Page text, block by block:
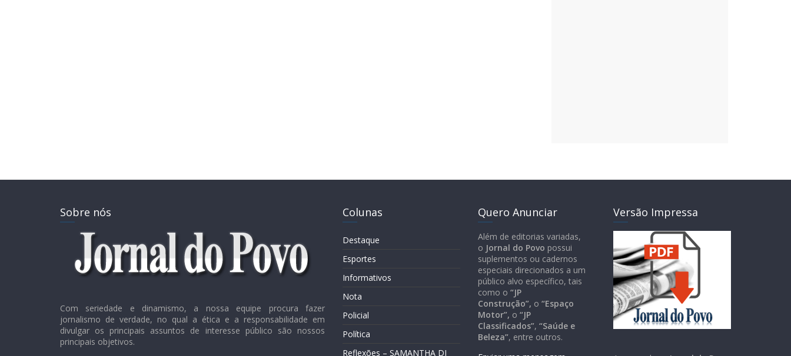
Sobre nós
Com seriedade e dinamismo, a nossa equipe procura fazer
jornalismo de verdade, no qual a ética e a responsabilidade em
divulgar os principais assuntos de interesse público são nossos
principais objetivos.
Colunas
Destaque
Esportes
Informativos
Nota
Policial
Política
Reflexões – SAMANTHA DI
Quero Anunciar
Além de editorias variadas,
o Jornal do Povo possui
suplementos ou cadernos
especiais direcionados a um
público alvo específico, tais
como o “JP
Construção”, o “Espaço
Motor”, o “JP
Classificados”, “Saúde e
Beleza”, entre outros.
Versão Impressa